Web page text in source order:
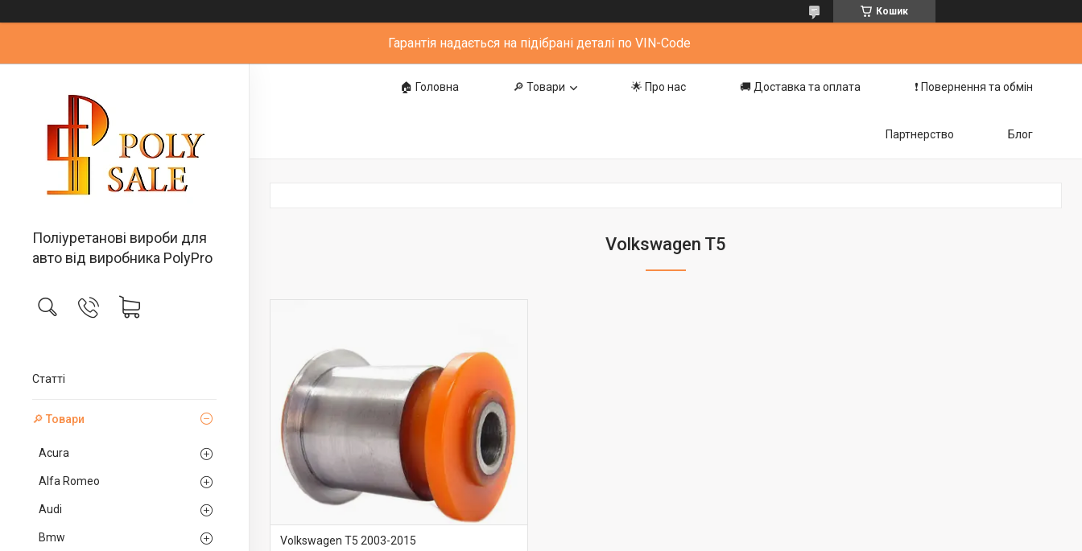
Кошик
Гарантія надається на підібрані деталі по VIN-Code
Поліуретанові вироби для
авто від виробника PolyPro
Статті
🔎 Товари
Acura
Alfa Romeo
Audi
Bmw
🏠 Головна 🔎 Товари 🌟 Про нас 🚚 Доставка та оплата ❗️ Повернення та обмін
Партнерство Блог
Volkswagen T5
Volkswagen T5 2003-2015